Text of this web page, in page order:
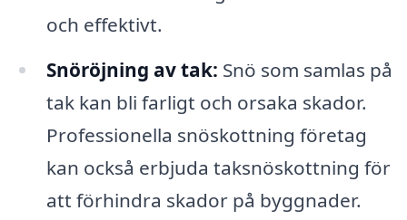
och effektivt.
Snöröjning av tak: Snö som samlas på
tak kan bli farligt och orsaka skador.
Professionella snöskottning företag
kan också erbjuda taksnöskottning för
att förhindra skador på byggnader.